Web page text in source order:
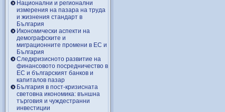
Национални и регионални
измерения на пазара на труда
и жизнения стандарт в
България
Икономически аспекти на
демографските и
миграционните промени в ЕС и
България
Следкризисното развитие на
финансовото посредничество в
ЕС и българският банков и
капиталов пазар
България в пост-кризисната
световна икономика: външна
търговия и чуждестранни
инвестиции